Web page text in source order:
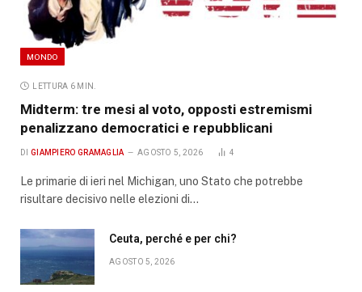
MONDO
LETTURA 6 MIN.
Midterm: tre mesi al voto, opposti estremismi
penalizzano democratici e repubblicani
DI GIAMPIERO GRAMAGLIA AGOSTO 5, 2026 4
Le primarie di ieri nel Michigan, uno Stato che potrebbe
risultare decisivo nelle elezioni di…
Ceuta, perché e per chi?
AGOSTO 5, 2026